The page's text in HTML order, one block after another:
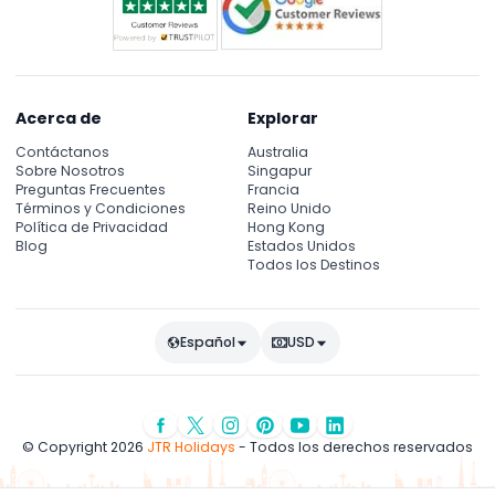
Acerca de
Contáctanos
Sobre Nosotros
Preguntas Frecuentes
Términos y Condiciones
Política de Privacidad
Blog
Explorar
Australia
Singapur
Francia
Reino Unido
Hong Kong
Estados Unidos
Todos los Destinos
Español USD
© Copyright 2026 JTR Holidays - Todos los derechos reservados